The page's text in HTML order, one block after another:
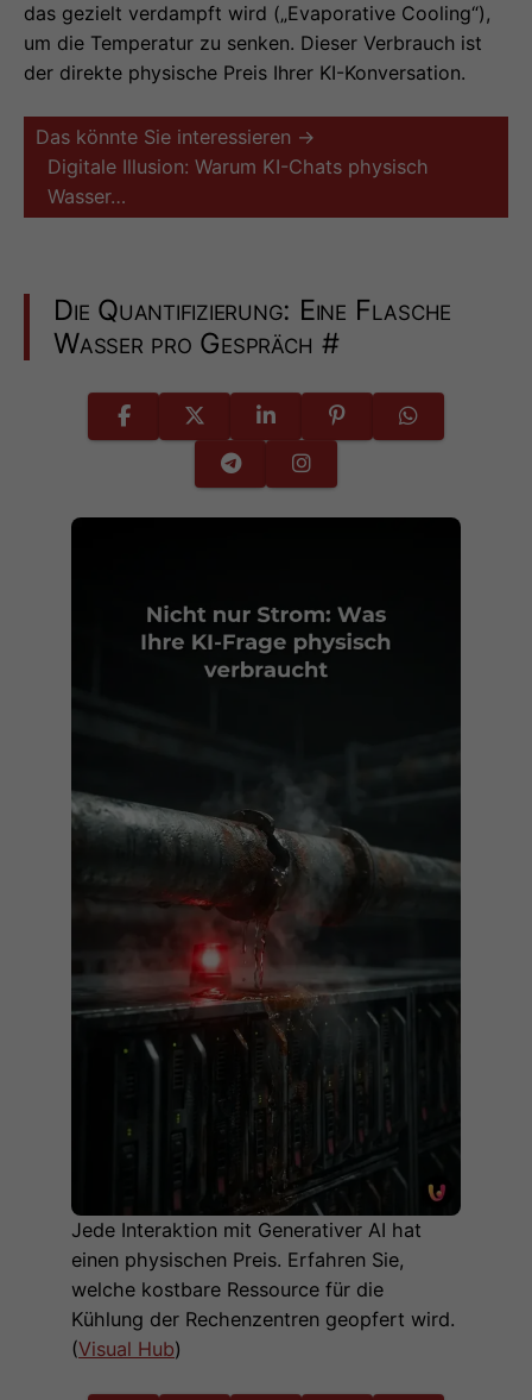
das gezielt verdampft wird („Evaporative Cooling“),
um die Temperatur zu senken. Dieser Verbrauch ist
der direkte physische Preis Ihrer KI-Konversation.
Das könnte Sie interessieren →
Digitale Illusion: Warum KI-Chats physisch
Wasser…
Die Quantifizierung: Eine Flasche
Wasser pro Gespräch #
Jede Interaktion mit Generativer AI hat
einen physischen Preis. Erfahren Sie,
welche kostbare Ressource für die
Kühlung der Rechenzentren geopfert wird.
(Visual Hub)